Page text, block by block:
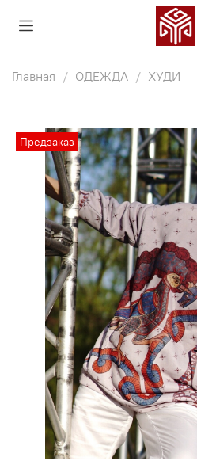
Главная ОДЕЖДА ХУДИ
Предзаказ